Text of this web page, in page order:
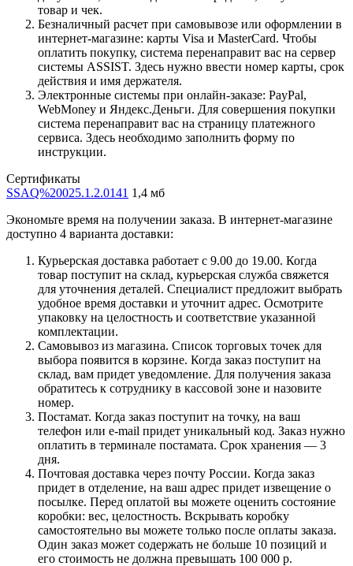
товар и чек.
Безналичный расчет при самовывозе или оформлении в
интернет-магазине: карты Visa и MasterCard. Чтобы
оплатить покупку, система перенаправит вас на сервер
системы ASSIST. Здесь нужно ввести номер карты, срок
действия и имя держателя.
Электронные системы при онлайн-заказе: PayPal,
WebMoney и Яндекс.Деньги. Для совершения покупки
система перенаправит вас на страницу платежного
сервиса. Здесь необходимо заполнить форму по
инструкции.
Сертификаты
SSAQ%20025.1.2.0141 1,4 мб
Экономьте время на получении заказа. В интернет-магазине
доступно 4 варианта доставки:
Курьерская доставка работает с 9.00 до 19.00. Когда
товар поступит на склад, курьерская служба свяжется
для уточнения деталей. Специалист предложит выбрать
удобное время доставки и уточнит адрес. Осмотрите
упаковку на целостность и соответствие указанной
комплектации.
Самовывоз из магазина. Список торговых точек для
выбора появится в корзине. Когда заказ поступит на
склад, вам придет уведомление. Для получения заказа
обратитесь к сотруднику в кассовой зоне и назовите
номер.
Постамат. Когда заказ поступит на точку, на ваш
телефон или e-mail придет уникальный код. Заказ нужно
оплатить в терминале постамата. Срок хранения — 3
дня.
Почтовая доставка через почту России. Когда заказ
придет в отделение, на ваш адрес придет извещение о
посылке. Перед оплатой вы можете оценить состояние
коробки: вес, целостность. Вскрывать коробку
самостоятельно вы можете только после оплаты заказа.
Один заказ может содержать не больше 10 позиций и
его стоимость не должна превышать 100 000 р.